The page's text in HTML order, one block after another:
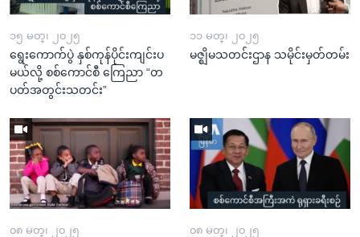
၁၅ မတ္၊ ၂၀၂၅
ရွေးကောက်ပွဲ နှစ်ကုန်ပိုင်းကျင်းပ
မယ်လို့ စစ်ကောင်စီ ကြေညာ “တ
ပတ်အတွင်းသတင်း”
၁၁ မတ္၊ ၂၀၂၅
မဇ္ဈိမသတင်းဌာန သမိုင်းမှတ်တမ်း
၀၈ မတ္၊ ၂၀၂၅ ၀၈ မတ္၊ ၂၀၂၅